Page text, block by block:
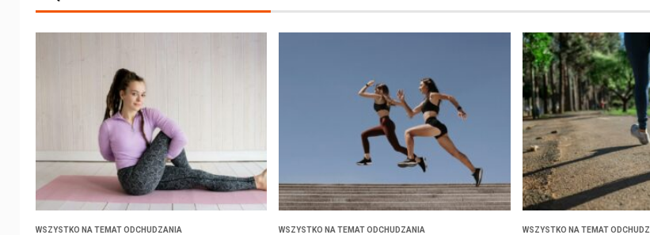
WSZYSTKO NA TEMAT ODCHUDZANIA WSZYSTKO NA TEMAT ODCHUDZANIA WSZYSTKO NA TEMAT